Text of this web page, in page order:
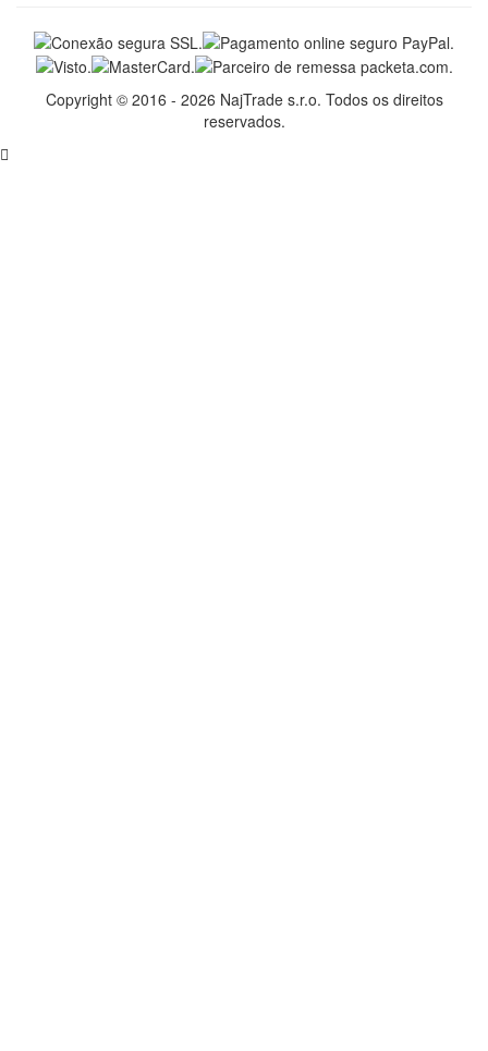
Copyright © 2016 - 2026 NajTrade s.r.o. Todos os direitos
reservados.